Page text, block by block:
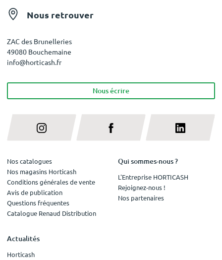
Nous retrouver
ZAC des Brunelleries
49080 Bouchemaine
info@horticash.fr
Nous écrire
Nos catalogues
Nos magasins Horticash
Conditions générales de vente
Avis de publication
Questions fréquentes
Catalogue Renaud Distribution
Qui sommes-nous ?
L'Entreprise HORTICASH
Rejoignez-nous !
Nos partenaires
Actualités
Horticash